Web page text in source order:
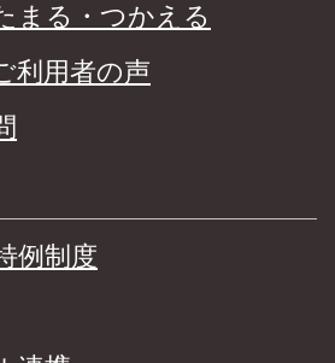
まる・つかえる
利用者の声
例制度